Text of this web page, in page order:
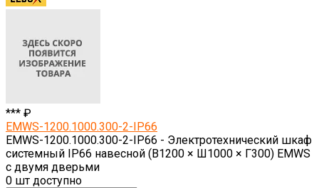
*** ₽
EMWS-1200.1000.300-2-IP66
EMWS-1200.1000.300-2-IP66 - Электротехнический шкаф
системный IP66 навесной (В1200 × Ш1000 × Г300) EMWS
с двумя дверьми
0 шт доступно